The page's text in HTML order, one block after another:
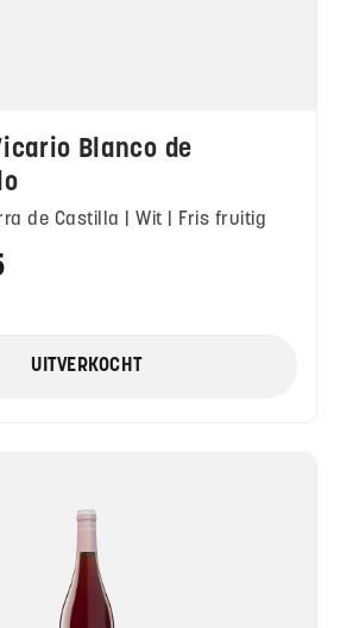
Blanco de
de Castilla | Wit | Fris fruitig
UITVERKOCHT